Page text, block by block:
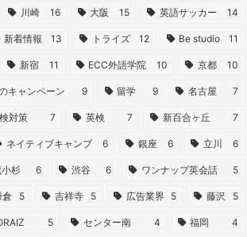
川崎 16 大阪 15 英語サッカー 14
新着情報 13 トライズ 12 Be studio 11
新宿 11 ECC外語学院 10 京都 10
キャンペーン 9 留学 9 名古屋 7
対策 7 英検 7 新百合ヶ丘 7
ネイティブキャンプ 6 銀座 6 立川 6
杉 6 渋谷 6 ワンナップ英会話 5
倉 5 吉祥寺 5 広告業界 5 藤沢 5
5 センター南 4 福岡 4